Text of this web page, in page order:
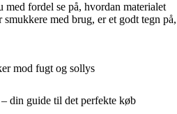
fordel se på, hvordan materialet
med brug, er et godt tegn på,
mod fugt og sollys
din guide til det perfekte køb